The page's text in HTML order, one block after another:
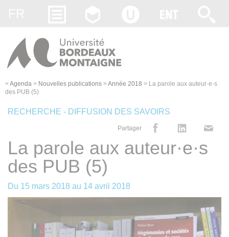
>Agenda > Nouvelles publications >Année 2018 > La parole aux auteur·e·s
des PUB (5)
RECHERCHE - DIFFUSION DES SAVOIRS
Partager
La parole aux auteur·e·s
des PUB (5)
Du 15 mars 2018 au 14 avril 2018